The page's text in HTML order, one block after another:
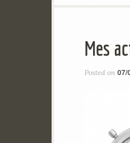
Mes
Posted on 07/